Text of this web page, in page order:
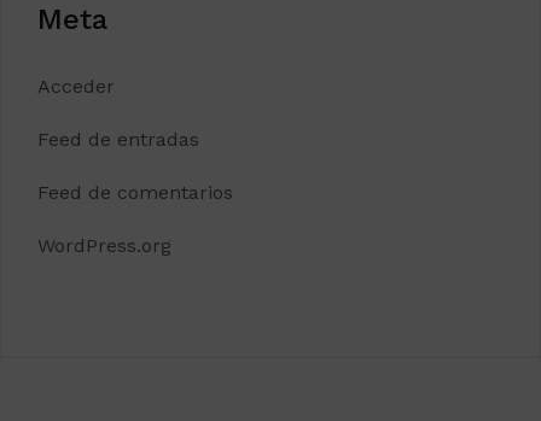
Meta
Acceder
Feed de entradas
Feed de comentarios
WordPress.org